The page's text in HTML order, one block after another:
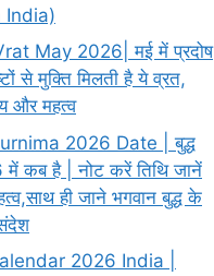
India)
May 2026| मई में प्रदोष
से मुक्ति मिलती है ये व्रत,
और महत्व
2026 Date | बुद्ध
में कब है | नोट करें तिथि जानें
ही जाने भगवान बुद्ध के
2026 India |